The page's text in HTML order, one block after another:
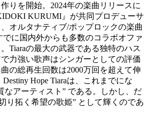
りを開始。2024年の楽曲リリースに
KURUMI』が共同プロデューサ
オルタナティブ/ポップロックの楽曲
でに国内外からも多数のコラボオファ
Tiaraの最大の武器である独特のハス
力強い歌声はシンガーとしての評価
の総再生回数は2000万回を超えて伸
Hope Tiaraは、これまでにな
なアーティスト” である。しかし、だ
り拓く希望の歌姫” として輝くのであ